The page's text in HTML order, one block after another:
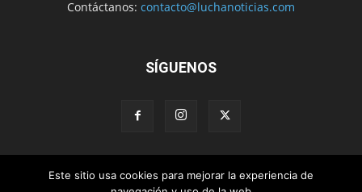
Contáctanos: contacto@luchanoticias.com
SÍGUENOS
WWE Noticias WWE AEW
Lucha Libre Mexicana
Este sitio usa cookies para mejorar la experiencia de